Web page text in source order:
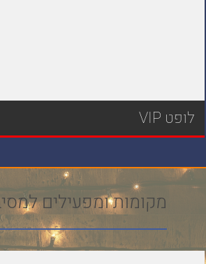
לופט VIP
מקומות ומפעילים